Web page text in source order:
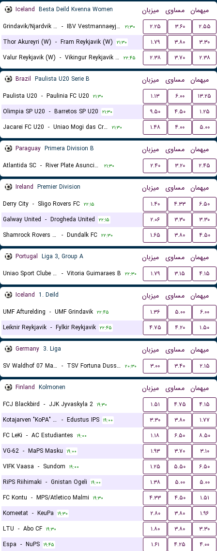
Iceland Besta Deild Kvenna Women میزبان مساوی میهمان
Grindavik/Njardvik (W) - IBV Vestmannaeyjar (W) ۲۱:۳۰ ۲.۲۵ ۳.۶۰
۲.۵۵
Thor Akureyri (W) - Fram Reykjavik (W) ۲۱:۳۰ ۱.۷۹ ۳.۸۰
۳.۳۰
Valur Reykjavik (W) - Vikingur Reykjavik (W) ۲۲:۴۵ ۲.۳۸ ۳.۷۰ ۲.۳۸
Brazil Paulista U20 Serie B میزبان مساوی میهمان
Paulista U20 - Paulinia FC U20 ۲۱:۳۰ ۱.۱۳ ۶.۰۰
۱۳.۲۵
Olimpia SP U20 - Barretos SP U20 ۲۱:۳۰ ۹.۵۰ ۴.۵۰
۱.۲۵
Jacarei FC U20 - Uniao Mogi das Cruzes FC U20 ۲۱:۳۰ ۱.۴۸ ۴.۰۰ ۵.۰۰
Paraguay Primera Division B میزبان مساوی میهمان
Atlantida SC - River Plate Asuncion ۲۱:۳۰ ۲.۴۰ ۳.۲۰ ۲.۴۵
Ireland Premier Division میزبان مساوی میهمان
Derry City - Sligo Rovers FC ۲۲:۱۵ ۱.۴۰ ۴.۳۳
۶.۵۰
Galway United - Drogheda United ۲۲:۱۵ ۲.۰۶ ۳.۳۰
۳.۳۰
Shamrock Rovers FC
- Dundalk FC ۲۲:۳۰ ۱.۶۵ ۳.۸۰ ۴.۵۰
Portugal Liga 3, Group A میزبان مساوی میهمان
Uniao Sport Clube Paredes - Vitoria Guimaraes B ۲۲:۳۰ ۱.۷۹ ۳.۱۵ ۴.۱۵
Iceland 1. Deild میزبان مساوی میهمان
UMF Afturelding - UMF Grindavik ۲۲:۴۵ ۱.۳۶ ۵.۰۰
۶.۰۰
Leiknir Reykjavik - Fylkir Reykjavik ۲۲:۴۵ ۴.۷۵ ۴.۲۰ ۱.۵۰
Germany 3. Liga میزبان مساوی میهمان
SV Waldhof 07 Mannheim - TSV Fortuna Dusseldorf ۲۰:۳۰ ۳.۰۰ ۳.۴۰ ۲.۱۵
Finland Kolmonen میزبان مساوی میهمان
FCJ Blackbird - JJK Jyvaskyla 2 ۱۹:۳۰ ۱.۵۱ ۴.۷۵
۴.۱۵
Kotajarven "KoPA" Pallo - Edustus IPS ۱۹:۰۰ ۳.۳۰ ۳.۸۰
۱.۷۷
FC LeKi - AC Estudiantes ۱۹:۰۰ ۱.۱۸ ۶.۵۰
۸.۵۰
VG-62 - MaPS Masku ۱۹:۰۰ ۱.۹۳ ۳.۷۰
۳.۱۰
VIFK Vaasa - Sundom ۱۹:۰۰ ۱.۲۵ ۵.۵۰
۶.۵۰
RiPS Riihimaki - Gnistan Ogeli ۱۹:۰۰ ۱.۳۸ ۵.۰۰
۵.۰۰
FC Kontu - MPS/Atletico Malmi ۱۹:۳۰ ۴.۳۳ ۴.۵۰
۱.۵۱
Komeetat - KeuPa ۱۹:۳۰ ۲.۸۰ ۳.۸۰
۱.۹۶
LTU - Abo CF ۱۹:۳۰ ۱.۸۰ ۳.۸۰
۳.۳۰
Espa - NuPS ۱۹:۴۵ ۱.۶۱ ۴.۲۵
۴.۰۰